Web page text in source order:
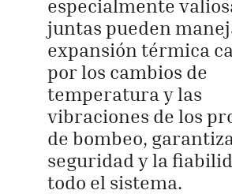
especialmente
juntas pueden
expansión térmica
por los cambios de
temperatura y las
vibraciones de los
de bombeo,
seguridad y la
todo el sistema.